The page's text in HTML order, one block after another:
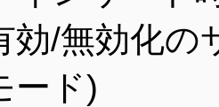
効/無効化の
ード)